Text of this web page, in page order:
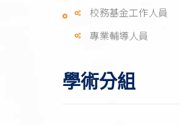
校務基金工作人員
專業輔導人員
學術分組